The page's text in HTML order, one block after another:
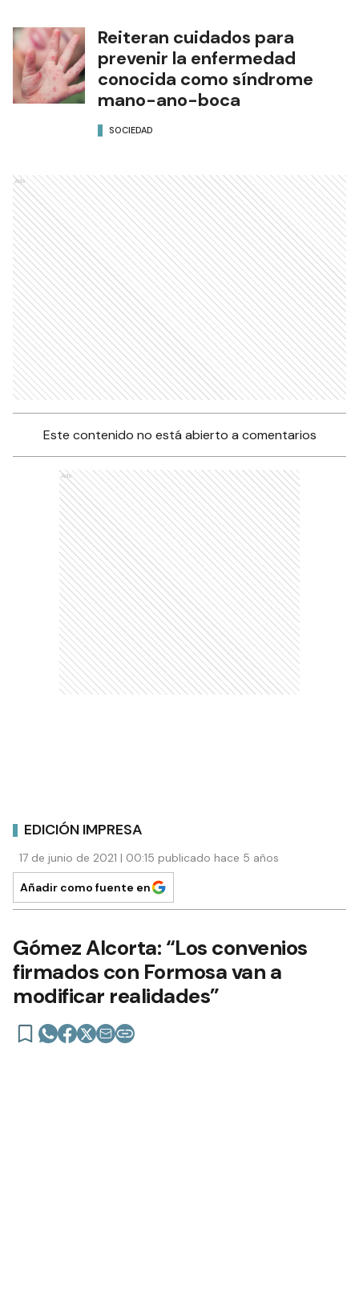
Reiteran cuidados para
prevenir la enfermedad
conocida como síndrome
mano-ano-boca
SOCIEDAD
Ads
Este contenido no está abierto a comentarios
Ads
EDICIÓN IMPRESA
17 de junio de 2021 | 00:15 publicado hace 5 años
Añadir como fuente en
Gómez Alcorta: “Los convenios
firmados con Formosa van a
modificar realidades”